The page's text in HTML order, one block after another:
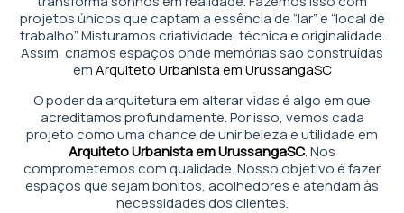
projetos únicos que captam a essência de “lar” e “local de
trabalho”. Misturamos criatividade, técnica e originalidade.
Assim, criamos espaços onde memórias são construídas
emArquiteto Urbanista em UrussangaSC
O poder da arquitetura em alterar vidas é algo em que
acreditamos profundamente. Por isso, vemos cada
projeto como uma chance de unir beleza e utilidade em
Arquiteto Urbanista em UrussangaSC. Nos
comprometemos com qualidade. Nosso objetivo é fazer
espaços que sejam bonitos, acolhedores e atendam às
necessidades dos clientes.